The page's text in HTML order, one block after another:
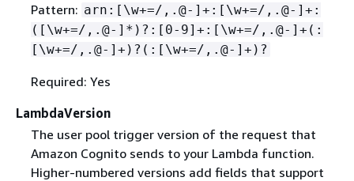
Pattern: arn:[\w+=/,.@-]+:[\w+=/,.@-]+:
([\w+=/,.@-]*)?:[0-9]+:[\w+=/,.@-]+(:
[\w+=/,.@-]+)?(:[\w+=/,.@-]+)?
Required: Yes
LambdaVersion
The user pool trigger version of the request that
Amazon Cognito sends to your Lambda function.
Higher-numbered versions add fields that support